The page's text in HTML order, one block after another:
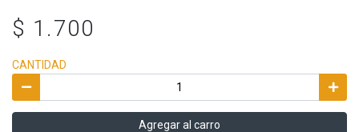
$ 1.700
CANTIDAD
Agregar al carro